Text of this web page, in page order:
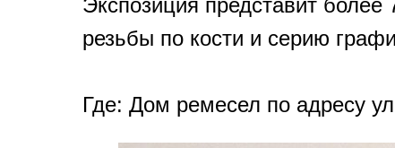
Экспозиция представит более
резьбы по кости и серию
Где: Дом ремесел по адресу